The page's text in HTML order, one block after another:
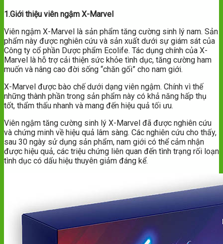
1.Giới thiệu viên ngậm X-Marvel
Viên ngậm X-Marvel là sản phẩm tăng cường sinh lý nam. Sản
phẩm này được nghiên cứu và sản xuất dưới sự giám sát của
Công ty cổ phần Dược phẩm Ecolife. Tác dụng chính của X-
Marvel là hỗ trợ cải thiện sức khỏe tình dục, tăng cường ham
muốn và nâng cao đời sống “chăn gối” cho nam giới.
X-Marvel được bào chế dưới dạng viên ngậm. Chính vì thế
những thành phần trong sản phẩm này có khả năng hấp thụ
tốt, thẩm thấu nhanh và mang đến hiệu quả tối ưu.
Viên ngậm tăng cường sinh lý X-Marvel đã được nghiên cứu
và chứng minh về hiệu quả lâm sàng. Các nghiên cứu cho thấy,
sau 30 ngày sử dụng sản phẩm, nam giới có thể cảm nhận
được hiệu quả, các triệu chứng liên quan đến tình trạng rối loạn
tình dục có dấu hiệu thuyên giảm đáng kể.